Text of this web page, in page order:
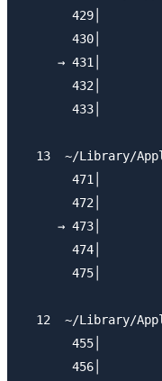
429│
       430│
→ 431│
432│
       433│
13  ~/Library/
       471│
472│
→ 473│
       474│
475│
12  ~/Library/
       455│
456│